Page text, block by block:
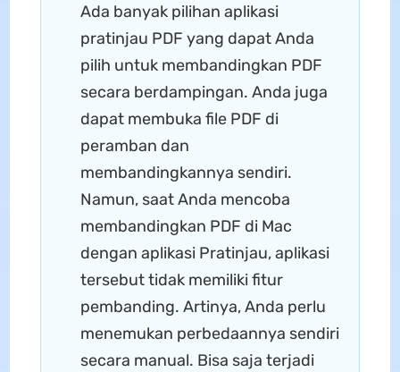
Ada banyak pilihan aplikasi
pratinjau PDF yang dapat Anda
pilih untuk membandingkan PDF
secara berdampingan. Anda juga
dapat membuka file PDF di
peramban dan
membandingkannya sendiri.
Namun, saat Anda mencoba
membandingkan PDF di Mac
dengan aplikasi Pratinjau, aplikasi
tersebut tidak memiliki fitur
pembanding. Artinya, Anda perlu
menemukan perbedaannya sendiri
secara manual. Bisa saja terjadi